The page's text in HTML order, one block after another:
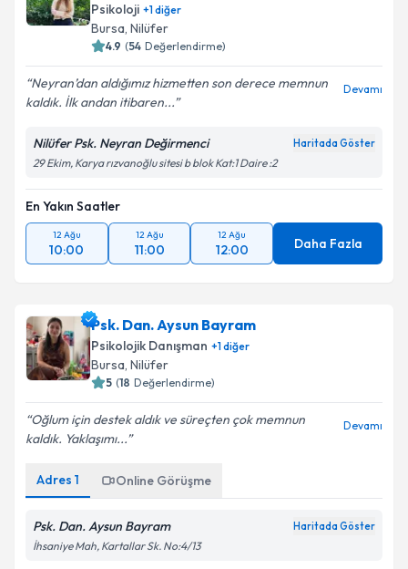
Psikoloji +1diğer
Bursa, Nilüfer
4.9 (54 Değerlendirme)
Neyran’dan aldığımız hizmetten son derece memnun
kaldık. İlk andan itibaren...
Devamı
Nilüfer Psk. Neyran Değirmenci Haritada Göster
29 Ekim, Karya rızvanoğlu sitesi b blok Kat:1 Daire :2
En Yakın Saatler
12 Ağu
10:00
12 Ağu
11:00
12 Ağu
12:00 Daha Fazla
Psk. Dan. Aysun Bayram
Psikolojik Danışman +1diğer
Bursa, Nilüfer
5 (18 Değerlendirme)
Oğlum için destek aldık ve süreçten çok memnun
kaldık. Yaklaşımı...
Devamı
Adres 1 Online Görüşme
Psk. Dan. Aysun Bayram Haritada Göster
İhsaniye Mah, Kartallar Sk. No:4/13